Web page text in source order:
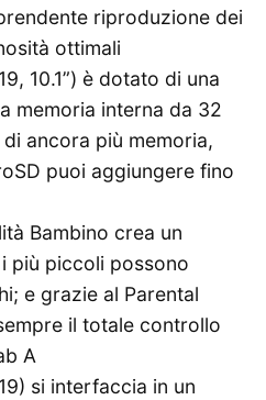
riproduzione dei
ottimali
10.1”) è dotato di una
memoria interna da 32
ancora più memoria,
puoi aggiungere fino
Bambino crea un
più piccoli possono
e grazie al Parental
il totale controllo
A
si interfaccia in un